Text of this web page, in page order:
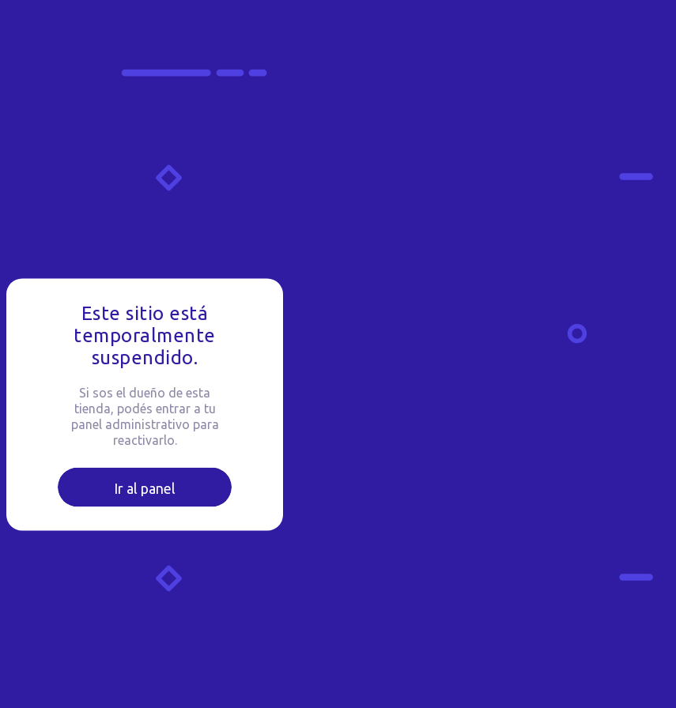
Este sitio está
temporalmente
suspendido.
Si sos el dueño de esta
tienda, podés entrar a tu
panel administrativo para
reactivarlo.
Ir al panel